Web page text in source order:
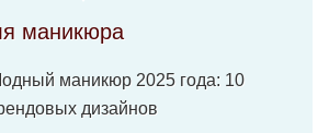
маникюра
маникюр 2025 года: 10
дизайнов